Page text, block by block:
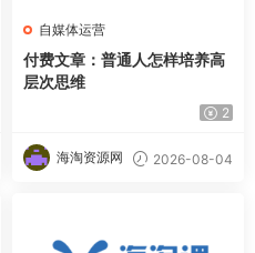
自媒体运营
付费文章：普通人怎样培养高
层次思维
2
海淘资源网 2026-08-04